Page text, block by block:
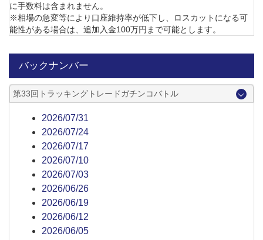
に手数料は含まれません。
※相場の急変等により口座維持率が低下し、ロスカットになる可
能性がある場合は、追加入金100万円まで可能とします。
バックナンバー
第33回トラッキングトレードガチンコバトル
2026/07/31
2026/07/24
2026/07/17
2026/07/10
2026/07/03
2026/06/26
2026/06/19
2026/06/12
2026/06/05